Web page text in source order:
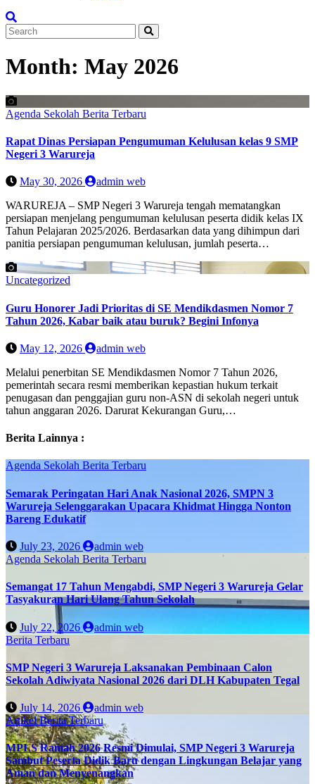
Month: May 2026
Agenda Sekolah Berita Terbaru
Rapat Dinas Persiapan Pengumuman Kelulusan kelas 9 SMP
Negeri 3 Warureja
May 30, 2026
admin web
WARUREJA – SMP Negeri 3 Warureja tengah mematangkan
persiapan menjelang pengumuman kelulusan peserta didik kelas IX
Tahun Pelajaran 2025/2026. Berdasarkan data yang dihimpun dari
panitia persiapan pengumuman kelulusan, jumlah peserta…
Uncategorized
Guru Honorer Jadi Prioritas di SE Mendikdasmen Nomor 7
Tahun 2026, Kabar baik atau buruk? Begini Infonya
May 12, 2026
admin web
Melalui penerbitan SE Mendikdasmen Nomor 7 Tahun 2026,
pemerintah secara resmi memberikan kepastian hukum terkait
penugasan dan penggajian guru non-ASN di sekolah negeri untuk
tahun anggaran 2026. Darurat Kekurangan Guru,…
Berita Lainnya :
Agenda Sekolah Berita Terbaru
Semarak Peringatan Hari Anak Nasional 2026, SMPN 3
Warureja Selenggarakan Upacara Khidmat Hingga Nonton
Bareng Edukatif
July 23, 2026
admin web
Agenda Sekolah Berita Terbaru
Semangat 17 Tahun Mengabdi, SMP Negeri 3 Warureja Gelar
Tasyakuran Hari Ulang Tahun Sekolah
July 22, 2026
admin web
Berita Terbaru
SMP Negeri 3 Warureja Laksanakan Pembinaan Calon
Sekolah Adiwiyata Nasional 2026 dari DLH Kabupaten Tegal
July 14, 2026
admin web
ArtikelBerita Terbaru
MPLS Ramah 2026 Resmi Dimulai, SMP Negeri 3 Warureja
Sambut Peserta Didik Baru dengan Lingkungan Belajar yang
Aman dan Menyenangkan